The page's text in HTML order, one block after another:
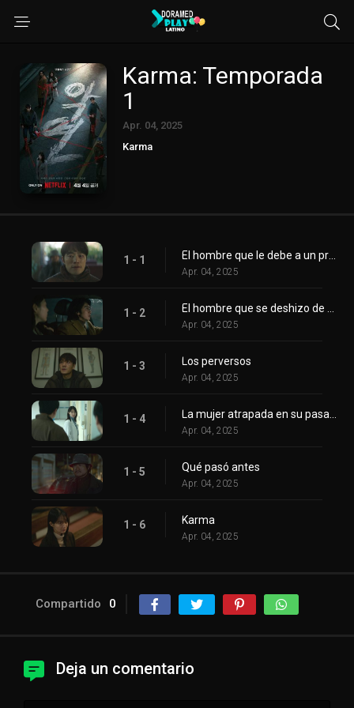
Karma: Temporada
1
Apr. 04, 2025
Karma
1 - 1
Apr. 04, 2025
1 - 2
Apr. 04, 2025
1 - 3 Los perversos
Apr. 04, 2025
1 - 4
Apr. 04, 2025
1 - 5 Qué pasó antes
Apr. 04, 2025
1 - 6 Karma
Apr. 04, 2025
Compartido 0
Deja un comentario